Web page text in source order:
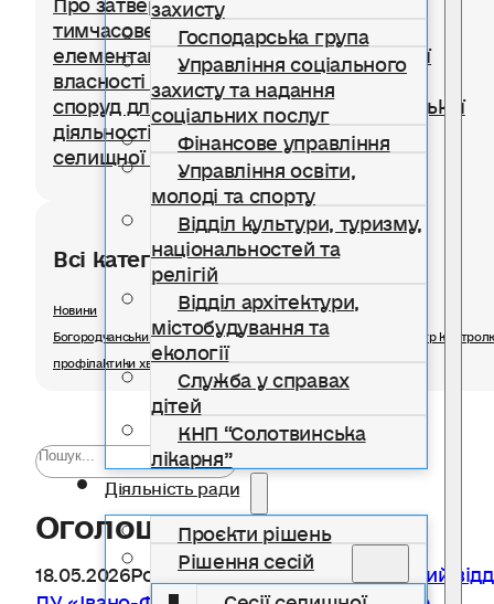
Господарська група
Управління соціального
захисту та надання
соціальних послуг
Фінансове управління
Управління освіти,
молоді та спорту
Відділ культури, туризму,
національностей та
релігій
Відділ архітектури,
містобудування та
екології
Служба у справах
дітей
КНП “Солотвинська
лікарня”
Діяльність ради
Проєкти рішень
Рішення сесій
тимчасове користування окремими
елементами благоустрою комунальної
власності для розміщення тимчасових
споруд для провадження підприємницької
діяльності на території Солотвинської
селищної територіальної громади
Всі категорії розділу
Новини
Богородчанський відділ ДУ «Івано-Франківський обласний центр
профілактики хвороб Міністерства охорони здоров'я»
Оголошення
18.05.2026РозділНовини,Богородчанський